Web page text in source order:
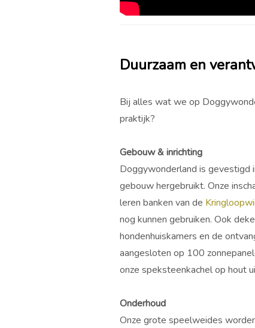
Duurzaam en
Bij alles wat we op
praktijk?
Gebouw & inrichting
Doggywonderland is gevestigd
gebouw hergebruikt. Onze
leren banken van de
nog kunnen gebruiken. Ook
hondenhuiskamers en de
aangesloten op 100
onze speksteenkachel op hout
Onderhoud
Onze grote speelweides